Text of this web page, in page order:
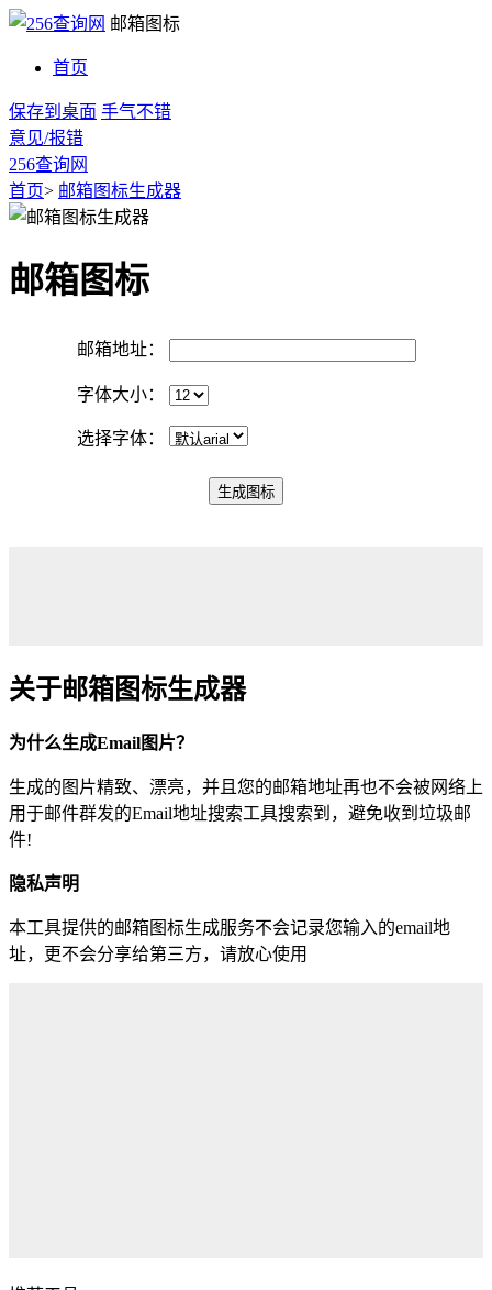
邮箱图标
首页
保存到桌面 手气不错
意见/报错
256查询网
首页> 邮箱图标生成器
邮箱图标
邮箱地址：
字体大小：
选择字体：
关于邮箱图标生成器
为什么生成Email图片？
生成的图片精致、漂亮，并且您的邮箱地址再也不会被网络上
用于邮件群发的Email地址搜索工具搜索到，避免收到垃圾邮
件!
隐私声明
本工具提供的邮箱图标生成服务不会记录您输入的email地
址，更不会分享给第三方，请放心使用